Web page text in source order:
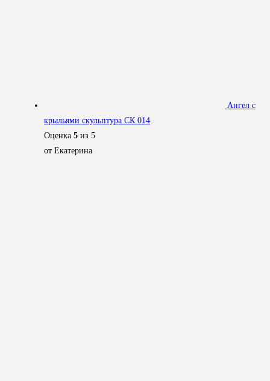
Ангел с
крыльями скульптура СК 014
Оценка 5 из 5
от Екатерина